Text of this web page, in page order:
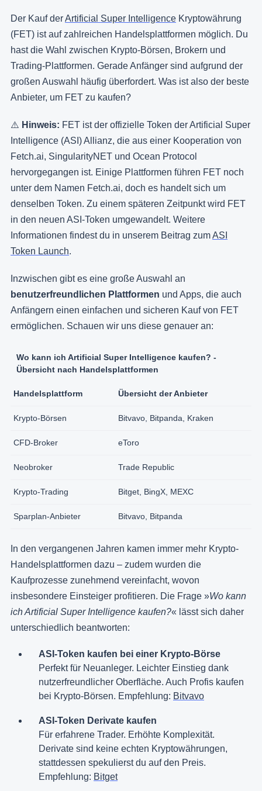
Der Kauf derArtificial Super Intelligence Kryptowährung
(FET) ist auf zahlreichen Handelsplattformen möglich. Du
hast die Wahl zwischen Krypto-Börsen, Brokern und
Trading-Plattformen. Gerade Anfänger sind aufgrund der
großen Auswahl häufig überfordert. Was ist also der beste
Anbieter, um FET zu kaufen?
⚠️ Hinweis: FET ist der offizielle Token der Artificial Super
Intelligence (ASI) Allianz, die aus einer Kooperation von
Fetch.ai, SingularityNET und Ocean Protocol
hervorgegangen ist. Einige Plattformen führen FET noch
unter dem Namen Fetch.ai, doch es handelt sich um
denselben Token. Zu einem späteren Zeitpunkt wird FET
in den neuen ASI-Token umgewandelt. Weitere
Informationen findest du in unserem Beitrag zumASI
Token Launch.
Inzwischen gibt es eine große Auswahl an
benutzerfreundlichen Plattformen und Apps, die auch
Anfängern einen einfachen und sicheren Kauf von FET
ermöglichen. Schauen wir uns diese genauer an:
Wo kann ich Artificial Super Intelligence kaufen? -
Übersicht nach Handelsplattformen
Handelsplattform Übersicht der Anbieter
Krypto-Börsen Bitvavo, Bitpanda, Kraken
CFD-Broker eToro
Neobroker Trade Republic
Krypto-Trading Bitget, BingX, MEXC
Sparplan-Anbieter Bitvavo, Bitpanda
In den vergangenen Jahren kamen immer mehr Krypto-
Handelsplattformen dazu – zudem wurden die
Kaufprozesse zunehmend vereinfacht, wovon
insbesondere Einsteiger profitieren. Die Frage »Wo kann
ich Artificial Super Intelligence kaufen?« lässt sich daher
unterschiedlich beantworten:
ASI-Token kaufen bei einer Krypto-Börse
Perfekt für Neuanleger. Leichter Einstieg dank
nutzerfreundlicher Oberfläche. Auch Profis kaufen
bei Krypto-Börsen. Empfehlung: Bitvavo
ASI-Token Derivate kaufen
Für erfahrene Trader. Erhöhte Komplexität.
Derivate sind keine echten Kryptowährungen,
stattdessen spekulierst du auf den Preis.
Empfehlung: Bitget